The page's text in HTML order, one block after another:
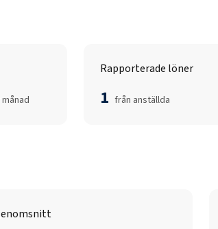
Rapporterade löner
1 från anställda